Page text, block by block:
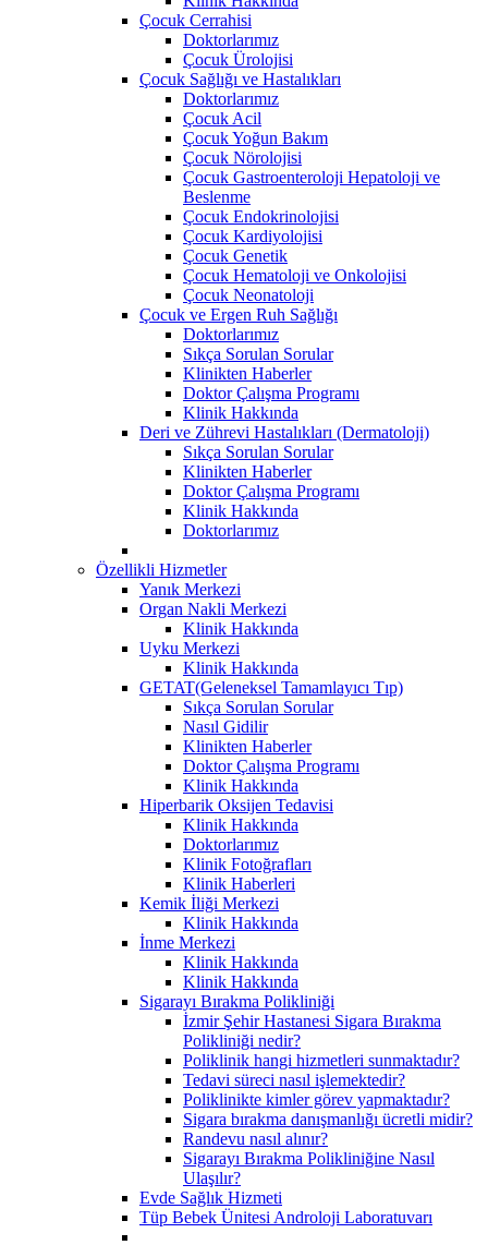
Çocuk Cerrahisi
Doktorlarımız
Çocuk Ürolojisi
Çocuk Sağlığı ve Hastalıkları
Doktorlarımız
Çocuk Acil
Çocuk Yoğun Bakım
Çocuk Nörolojisi
Çocuk Gastroenteroloji Hepatoloji ve
Beslenme
Çocuk Endokrinolojisi
Çocuk Kardiyolojisi
Çocuk Genetik
Çocuk Hematoloji ve Onkolojisi
Çocuk Neonatoloji
Çocuk ve Ergen Ruh Sağlığı
Doktorlarımız
Sıkça Sorulan Sorular
Klinikten Haberler
Doktor Çalışma Programı
Klinik Hakkında
Deri ve Zührevi Hastalıkları (Dermatoloji)
Sıkça Sorulan Sorular
Klinikten Haberler
Doktor Çalışma Programı
Klinik Hakkında
Doktorlarımız
Özellikli Hizmetler
Yanık Merkezi
Organ Nakli Merkezi
Klinik Hakkında
Uyku Merkezi
Klinik Hakkında
GETAT(Geleneksel Tamamlayıcı Tıp)
Sıkça Sorulan Sorular
Nasıl Gidilir
Klinikten Haberler
Doktor Çalışma Programı
Klinik Hakkında
Hiperbarik Oksijen Tedavisi
Klinik Hakkında
Doktorlarımız
Klinik Fotoğrafları
Klinik Haberleri
Kemik İliği Merkezi
Klinik Hakkında
İnme Merkezi
Klinik Hakkında
Klinik Hakkında
Sigarayı Bırakma Polikliniği
İzmir Şehir Hastanesi Sigara Bırakma
Polikliniği nedir?
Poliklinik hangi hizmetleri sunmaktadır?
Tedavi süreci nasıl işlemektedir?
Poliklinikte kimler görev yapmaktadır?
Sigara bırakma danışmanlığı ücretli midir?
Randevu nasıl alınır?
Sigarayı Bırakma Polikliniğine Nasıl
Ulaşılır?
Evde Sağlık Hizmeti
Tüp Bebek Ünitesi Androloji Laboratuvarı